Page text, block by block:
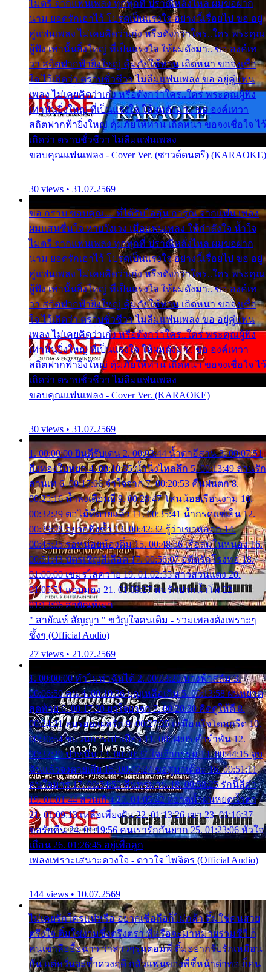
ไมตรี จากแฟนเพลง ทุกทุกที่ ปราณีหลั่งไหล ผมขอฝาก
นาม ยอดรักเอาไว้ โปรดเป็นแรงใจ อย่างนี้เรื่อยไป ขอ อยู่
คู่แฟนเพลง ไม่เคยคิดว่าเก่ง หรือดังกว่าใคร..ใคร พระคุณ
ผู้ฟัง เท่านั้นยิ่งใหญ่ ที่เป็นแรงใจ ให้ผมดังมา.. ขอ องค์เท
วา สถิตฟากฟ้ายิ่งใหญ่ คุ้มภัยให้ท่าน เถิดหนา ขอจงเชื่อ
ใจ ไว้เถิดว่า ตราบชั่วชีวา ไม่ลืมแฟนเพลง ขอ อยู่คู่แฟน
เพลง ไม่เคยคิดว่าเก่ง หรือดังกว่าใคร..ใคร พระคุณผู้ฟัง
เท่านั้นยิ่งใหญ่ ที่เป็นแรงใจ ให้ผมดังมา.. ขอ องค์เทวา
สถิตฟากฟ้ายิ่งใหญ่ คุ้มภัยให้ท่าน เถิดหนา ขอจงเชื่อใจ ไว้
เถิดว่า ตราบชั่วชีวา ไม่ลืมแฟนเพลง
ขอบคุณแฟนเพลง - Cover Ver. (ซาวด์ดนตรี) (KARAOKE)
30 views • 31.07.2569
ขอ กราบ ขอบคุณ.... ที่ได้รับไออุ่น การุณ จากแฟน เพลง
ผมแสนชื่นใจ หายวังเวง เมื่อแฟนเพลง ให้กำลังใจ น้ำใจ
ไมตรี จากแฟนเพลง ทุกทุกที่ ปราณีหลั่งไหล ผมขอฝาก
นาม ยอดรักเอาไว้ โปรดเป็นแรงใจ อย่างนี้เรื่อยไป ขอ อยู่
คู่แฟนเพลง ไม่เคยคิดว่าเก่ง หรือดังกว่าใคร..ใคร พระคุณ
ผู้ฟัง เท่านั้นยิ่งใหญ่ ที่เป็นแรงใจ ให้ผมดังมา.. ขอ องค์เท
วา สถิตฟากฟ้ายิ่งใหญ่ คุ้มภัยให้ท่าน เถิดหนา ขอจงเชื่อ
ใจ ไว้เถิดว่า ตราบชั่วชีวา ไม่ลืมแฟนเพลง ขอ อยู่คู่แฟน
เพลง ไม่เคยคิดว่าเก่ง หรือดังกว่าใคร..ใคร พระคุณผู้ฟัง
เท่านั้นยิ่งใหญ่ ที่เป็นแรงใจ ให้ผมดังมา.. ขอ องค์เทวา
สถิตฟากฟ้ายิ่งใหญ่ คุ้มภัยให้ท่าน เถิดหนา ขอจงเชื่อใจ ไว้
เถิดว่า ตราบชั่วชีวา ไม่ลืมแฟนเพลง
ขอบคุณแฟนเพลง - Cover Ver. (KARAOKE)
30 views • 31.07.2569
1. 00:00:00 ยินดีรับเดน 2. 00:03:44 น้ำตาอีสาน 3. 00:07:51
กิ่งทองใบหยก 4. 00:10:35 น้ำนิ่งไหลลึก 5. 00:13:49 ลานรัก
ลานเท 6. 00:17:06 จำใจจาก 7. 00:20:53 คืนฝนตก 8.
00:25:16 น้ำลงเดือนยี่ 9. 00:28:47 โสนน้อยเรือนงาม 10.
00:32:29 ตอไม้ที่ตายแล้ว 11. 00:35:41 น้ำกรดแช่เย็น 12.
00:39:08 อยากฟังซ้ำ 13. 00:42:32 รู้ว่าเขาหลอก 14.
00:45:25 รอหน่อยน้องติ๋ม 15. 00:48:56 เรือล่มในหนอง 16.
00:51:43 บัตรเชิญสีเลือด 17. 00:56:07 อดีตรักโรงทอ 18.
01:00:00 เขมรไล่ควาย 19. 01:02:55 สาวสวนแตง 20.
01:05:51 แอบมอง 21. 01:09:27 พบรักปากน้ำโพ 22.
01:13:06 สายัณห์เมา
" สายัณห์ สัญญา " ขวัญใจคนเดิม - รวมเพลงดังเพราะๆ
ซึ้งๆ (Official Audio)
27 views • 21.07.2569
1. 00:00:00 ทำไมทำฉันได้ 2. 00:03:20 นางฟ้าสลัม 3.
00:06:50 คน 4. 00:10:36 บุญเหลือเกิน 5. 00:13:58 ฝนหยาด
สุดท้าย 6. 00:17:30 ยาใจยาจก 7. 00:20:30 คิดดูให้ดี 8.
00:24:21 ลบรอยแผลรัก 9. 00:27:35 เหมือนใจโดนกรีด 10.
00:30:54 ขบวนการเปาเปียว 11. 00:34:05 คำรำพัน 12.
00:37:20 ปาหนัน 13. 00:40:37 ใจเจ้ากรรม 14. 00:44:15 จูบ
ฉันแล้วจงตายเสีย 15. 00:47:24 ขอสูมาเต๊อะ 16. 00:51:11
คนใจมาร 17. 00:54:50 คืนทรมาน 18. 00:58:25 รักนี้สีดำ
19. 01:01:44 ส่วนเกิน 20. 01:05:42 หยาดน้ำฝนหยดน้ำตา
21. 01:09:13 เหลือเพียงฝัน 22. 01:13:26 เขา 23. 01:16:37
ขอรักคืน 24. 01:19:56 คนเรารักกันยาก 25. 01:23:06 หัวใจ
เถื่อน 26. 01:26:45 อยู่เพื่อลูก
เพลงเพราะเสนาะดวงใจ - ดาวใจ ไพจิตร (Official Audio)
144 views • 10.07.2569
ไม่เคยรักใครแน่หรือ อยากเชื่อถือก็ไม่กล้า ติ๋มใช่คนสวย
ตรึงใจ ติ๋มใช่งามซึ้งตรึงตรา พี่หรือจะมาหมายร่วมชีวี ก็
คนเขาลืออื้อฉาว ว่าสาวๆรุมตอมพี่ ติ๋มอยากรับรักเหมือน
กัน แต่หวั่นจะช้ำดวงฤดี กลัวแฟนของพี่ชี้หน้าด่าทอ ก็คน